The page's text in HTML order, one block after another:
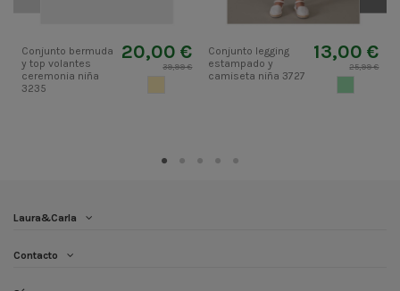
Conjunto bermuda
y top volantes
ceremonia niña
3235
20,00 €
39,99 €
Conjunto legging
estampado y
camiseta niña 3727
13,00 €
25,99 €
Laura&Carla
Contacto